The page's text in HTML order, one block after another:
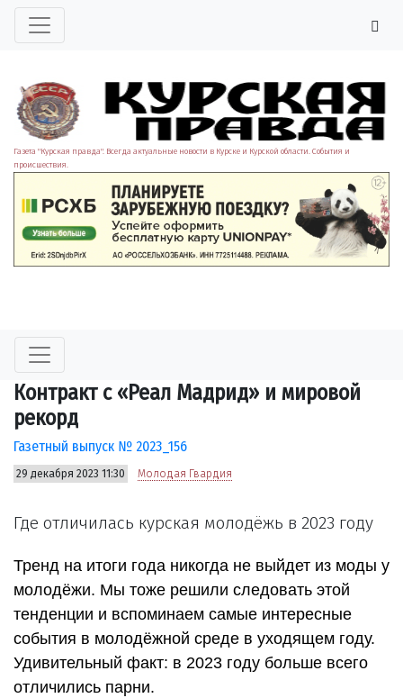
Газета "Курская правда". Всегда актуальные новости в Курске и Курской области. События и
происшествия.
Контракт с «Реал Мадрид» и мировой
рекорд
Газетный выпуск № 2023_156
29 декабря 2023 11:30 Молодая Гвардия
Где отличилась курская молодёжь в 2023 году
Тренд на итоги года никогда не выйдет из моды у
молодёжи. Мы тоже решили следовать этой
тенденции и вспоминаем самые интересные
события в молодёжной среде в уходящем году.
Удивительный факт: в 2023 году больше всего
отличились парни.